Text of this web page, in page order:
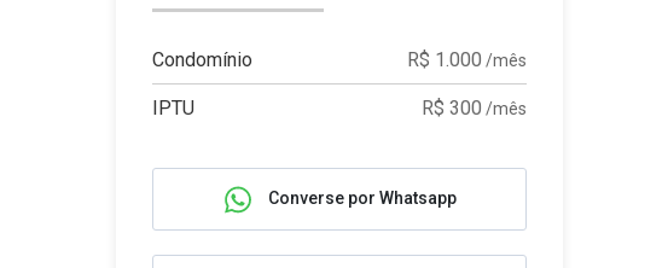
Condomínio R$ 1.000 /mês
IPTU R$ 300 /mês
Converse por Whatsapp